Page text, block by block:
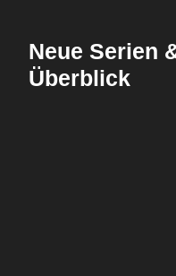
Neue Serien
Überblick